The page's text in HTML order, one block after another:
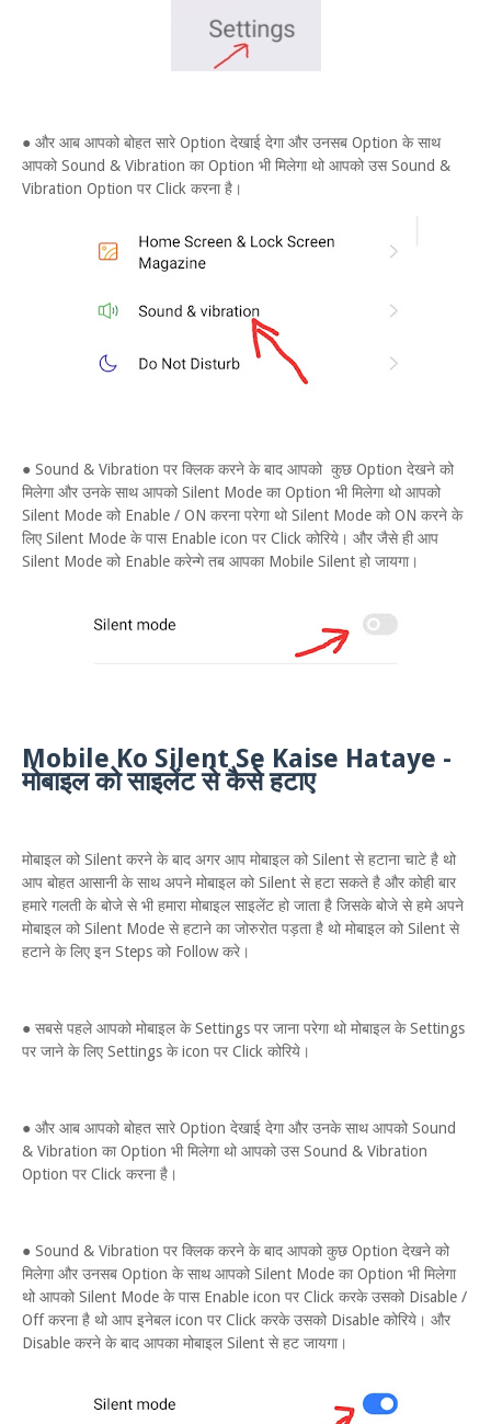
● और आब आपको बोहत सारे Option देखाई देगा और उनसब Option के साथ
आपको Sound & Vibration का Option भी मिलेगा थो आपको उस Sound &
Vibration Option पर Click करना है।
● Sound & Vibration पर क्लिक करने के बाद आपको कुछ Option देखने को
मिलेगा और उनके साथ आपको Silent Mode का Option भी मिलेगा थो आपको
Silent Mode को Enable / ON करना परेगा थो Silent Mode को ON करने के
लिए Silent Mode के पास Enable icon पर Click कोरिये। और जैसे ही आप
Silent Mode को Enable करेन्गे तब आपका Mobile Silent हो जायगा।
Mobile Ko Silent Se Kaise Hataye -
मोबाइल को साइलेंट से कैसे हटाए
मोबाइल को Silent करने के बाद अगर आप मोबाइल को Silent से हटाना चाटे है थो
आप बोहत आसानी के साथ अपने मोबाइल को Silent से हटा सकते है और कोही बार
हमारे गलती के बोजे से भी हमारा मोबाइल साइलेंट हो जाता है जिसके बोजे से हमे अपने
मोबाइल को Silent Mode से हटाने का जोरुरोत पड़ता है थो मोबाइल को Silent से
हटाने के लिए इन Steps को Follow करे।
● सबसे पहले आपको मोबाइल के Settings पर जाना परेगा थो मोबाइल के Settings
पर जाने के लिए Settings के icon पर Click कोरिये।
● और आब आपको बोहत सारे Option देखाई देगा और उनके साथ आपको Sound
& Vibration का Option भी मिलेगा थो आपको उस Sound & Vibration
Option पर Click करना है।
● Sound & Vibration पर क्लिक करने के बाद आपको कुछ Option देखने को
मिलेगा और उनसब Option के साथ आपको Silent Mode का Option भी मिलेगा
थो आपको Silent Mode के पास Enable icon पर Click करके उसको Disable /
Off करना है थो आप इनेबल icon पर Click करके उसको Disable कोरिये। और
Disable करने के बाद आपका मोबाइल Silent से हट जायगा।